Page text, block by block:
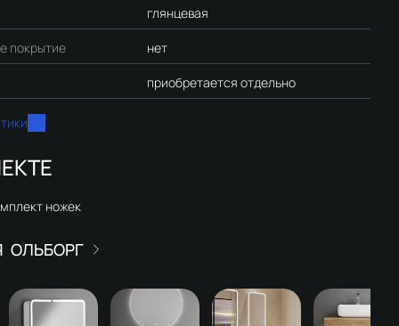
глянцевая
покрытие нет
приобретается отдельно
ножек
ОЛЬБОРГ